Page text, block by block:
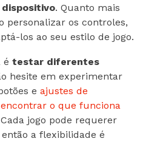
. Quanto mais
personalizar os controles,
los ao seu estilo de jogo.
é testar diferentes
hesite em experimentar
e ajustes de
o que funciona
jogo pode requerer
a flexibilidade é